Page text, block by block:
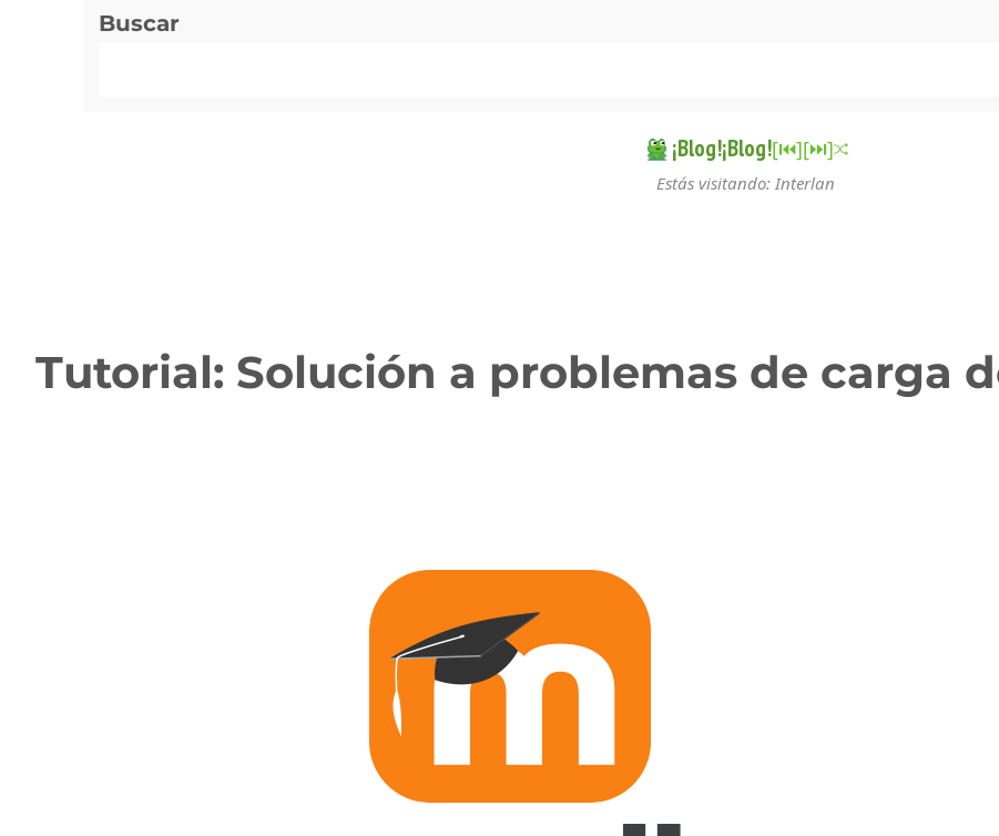
Buscar
¡Blog!¡Blog![⏮︎][⏭︎]
Estás visitando: Interlan
Tutorial: Solución a problemas de carga